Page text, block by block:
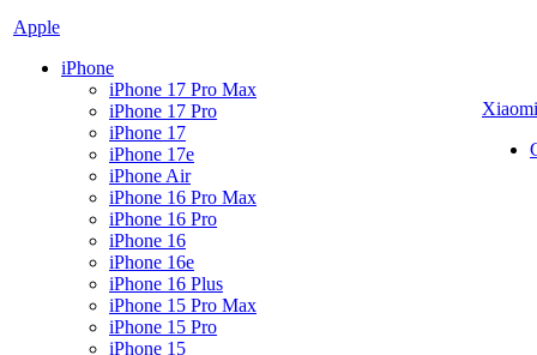
Apple
iPhone
iPhone 17 Pro Max
iPhone 17 Pro
iPhone 17
iPhone 17e
iPhone Air
iPhone 16 Pro Max
iPhone 16 Pro
iPhone 16
iPhone 16e
iPhone 16 Plus
iPhone 15 Pro Max
iPhone 15 Pro
iPhone 15
Xiaomi